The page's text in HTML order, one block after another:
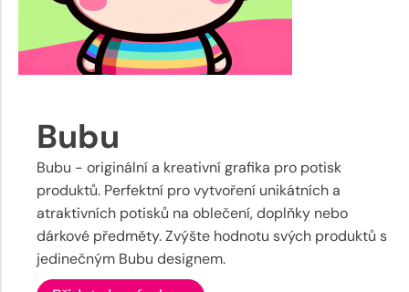
Bubu
Bubu - originální a kreativní grafika pro potisk
produktů. Perfektní pro vytvoření unikátních a
atraktivních potisků na oblečení, doplňky nebo
dárkové předměty. Zvýšte hodnotu svých produktů s
jedinečným Bubu designem.